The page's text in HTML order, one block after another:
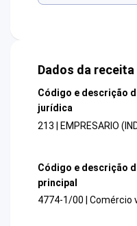
Dados da receita
Código e descrição
jurídica
213 | EMPRESARIO
Código e descrição
principal
4774-1/00 |